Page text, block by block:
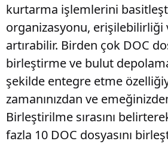
kurtarma işlemlerini
organizasyonu, erişilebilirliği
artırabilir. Birden çok DOC
birleştirme ve bulut
şekilde entegre etme
zamanınızdan ve
Birleştirilme sırasını
fazla 10 DOC dosyasını